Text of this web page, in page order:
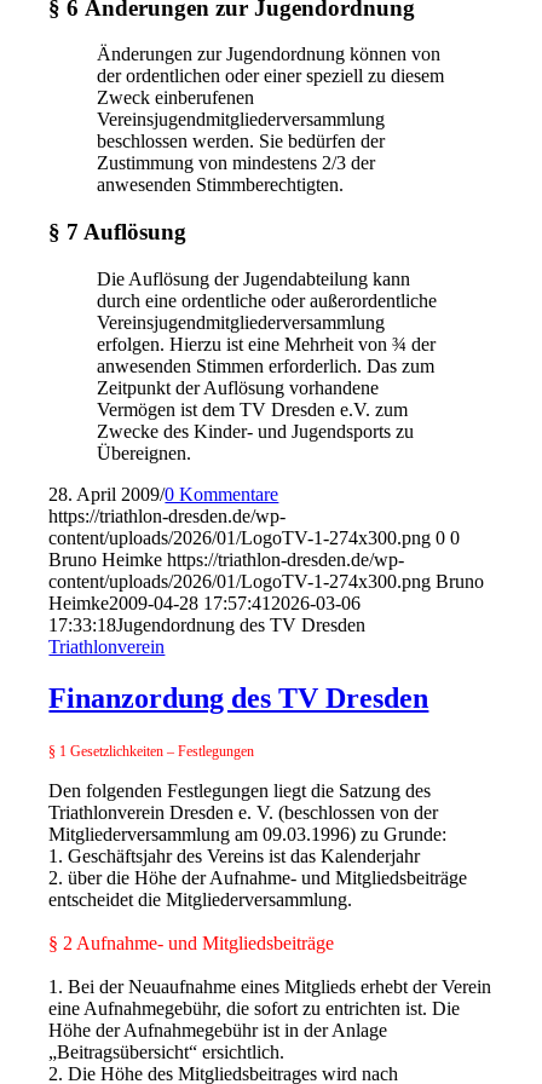
§ 6 Änderungen zur Jugendordnung
Änderungen zur Jugendordnung können von
der ordentlichen oder einer speziell zu diesem
Zweck einberufenen
Vereinsjugendmitgliederversammlung
beschlossen werden. Sie bedürfen der
Zustimmung von mindestens 2/3 der
anwesenden Stimmberechtigten.
§ 7 Auflösung
Die Auflösung der Jugendabteilung kann
durch eine ordentliche oder außerordentliche
Vereinsjugendmitgliederversammlung
erfolgen. Hierzu ist eine Mehrheit von ¾ der
anwesenden Stimmen erforderlich. Das zum
Zeitpunkt der Auflösung vorhandene
Vermögen ist dem TV Dresden e.V. zum
Zwecke des Kinder- und Jugendsports zu
Übereignen.
28. April 2009/0 Kommentare
https://triathlon-dresden.de/wp-
content/uploads/2026/01/LogoTV-1-274x300.png 0 0
Bruno Heimke https://triathlon-dresden.de/wp-
content/uploads/2026/01/LogoTV-1-274x300.png Bruno
Heimke2009-04-28 17:57:41 2026-03-06
17:33:18Jugendordnung des TV Dresden
Triathlonverein
Finanzordung des TV Dresden
§ 1 Gesetzlichkeiten – Festlegungen
Den folgenden Festlegungen liegt die Satzung des
Triathlonverein Dresden e. V. (beschlossen von der
Mitgliederversammlung am 09.03.1996) zu Grunde:
1. Geschäftsjahr des Vereins ist das Kalenderjahr
2. über die Höhe der Aufnahme- und Mitgliedsbeiträge
entscheidet die Mitgliederversammlung.
§ 2 Aufnahme- und Mitgliedsbeiträge
1. Bei der Neuaufnahme eines Mitglieds erhebt der Verein
eine Aufnahmegebühr, die sofort zu entrichten ist. Die
Höhe der Aufnahmegebühr ist in der Anlage
„Beitragsübersicht“ ersichtlich.
2. Die Höhe des Mitgliedsbeitrages wird nach